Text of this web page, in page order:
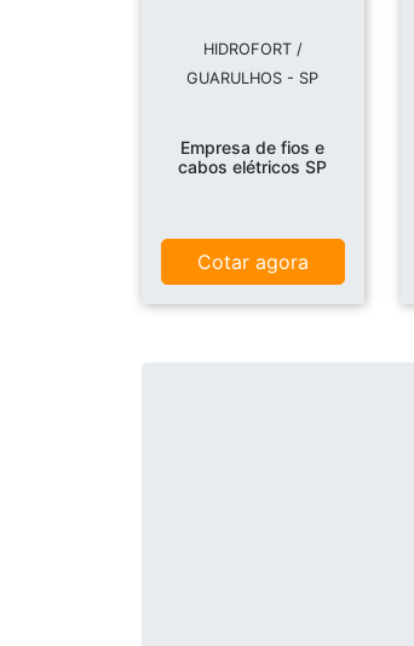
HIDROFORT /
GUARULHOS - SP
Empresa de fios e
cabos elétricos SP
Cotar agora